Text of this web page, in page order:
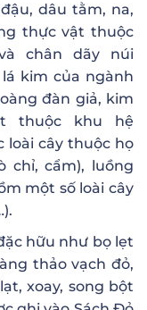
dâu tằm, na,
thực vật thuộc
chân dãy núi
kim của ngành
đàn giả, kim
thuộc khu hệ
loài cây thuộc họ
chỉ, cẩm), luồng
một số loài cây
hữu như bọ lẹt
thảo vạch đỏ,
xoay, song bột